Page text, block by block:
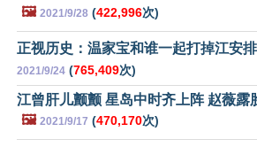
🖼️ 2021/9/28 (422,996次)
正视历史：温家宝和谁一起打掉江安
2021/9/24 (765,409次)
江曾肝儿颤颤 星岛中时齐上阵 赵薇露
🖼️ 2021/9/17 (470,170次)